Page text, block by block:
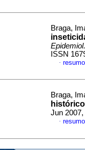
Braga,
ISSN
·
Braga,
Jun
·